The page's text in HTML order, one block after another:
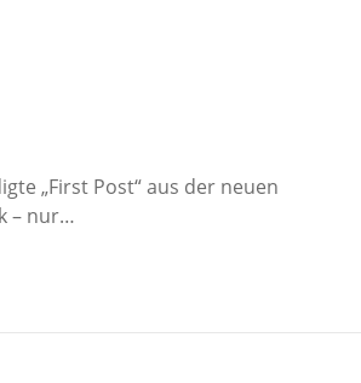
„First Post“ aus der neuen
– nur…